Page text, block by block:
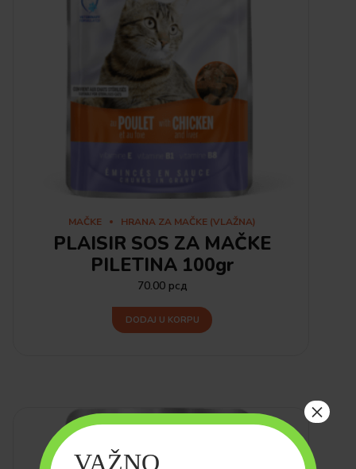
MAČKE HRANA ZA MAČKE (VLAŽNA)
PLAISIR SOS ZA MAČKE
PILETINA 100gr
70.00 рсд
DODAJ U KORPU
VAŽNO
×